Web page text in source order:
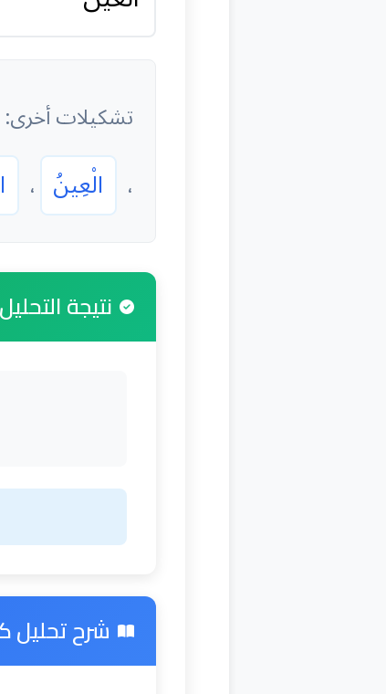
تشكيلات أخرى:
، الْعِينُ ،
نتيجة التحليل
شرح تحليل